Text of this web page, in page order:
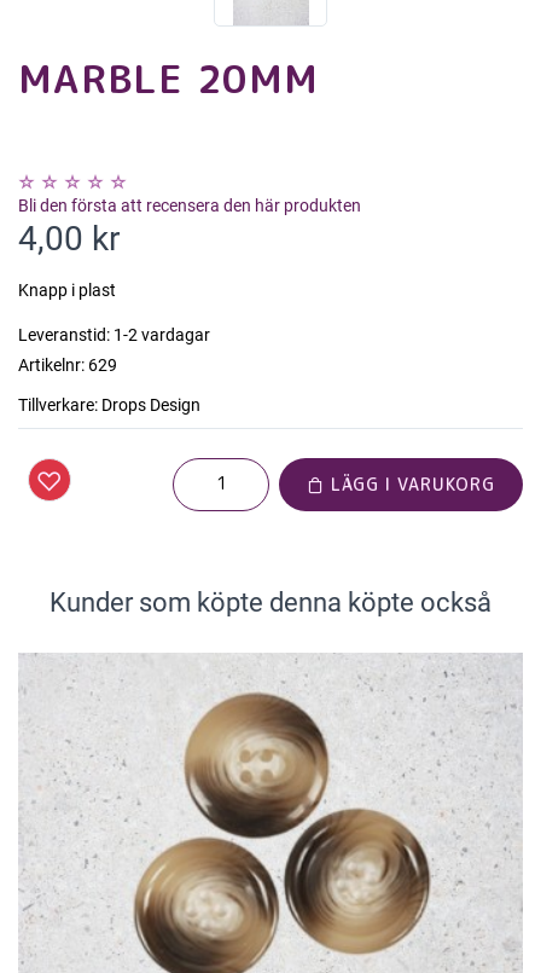
MARBLE 20MM
Bli den första att recensera den här produkten
4,00 kr
Knapp i plast
Leveranstid: 1-2 vardagar
Artikelnr: 629
Tillverkare: Drops Design
LÄGG I VARUKORG
Kunder som köpte denna köpte också